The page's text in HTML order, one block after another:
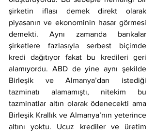
şirketin iflası demek direkt olarak
piyasanın ve ekonominin hasar görmesi
demekti. Aynı zamanda bankalar
şirketlere fazlasıyla serbest biçimde
kredi dağıtıyor fakat bu kredileri geri
alamıyordu. ABD de yine aynı şekilde
Birleşik ve Almanya’dan istediği
tazminatı alamamıştı, nitekim bu
tazminatlar altın olarak ödenecekti ama
Birleşik Krallık ve Almanya’nın yeterince
altını yoktu. Ucuz krediler ve üretim